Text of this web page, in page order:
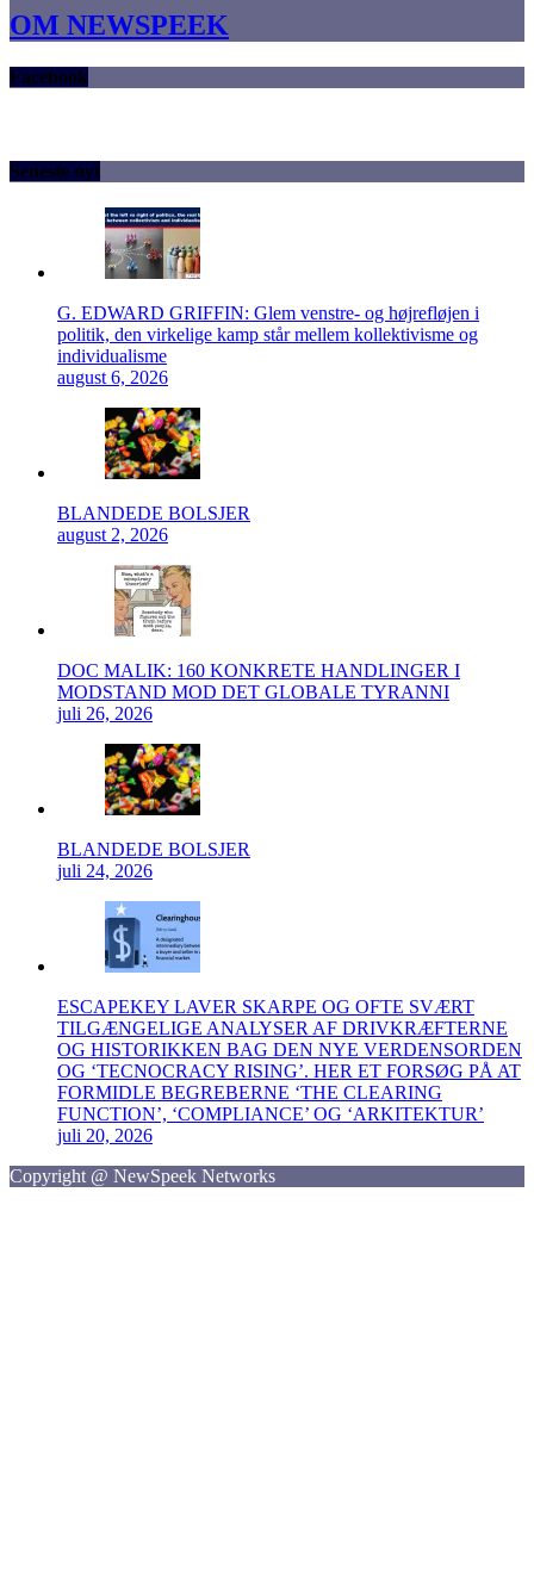
OM NEWSPEEK
Facebook
Seneste nyt
G. EDWARD GRIFFIN: Glem venstre- og højrefløjen i
politik, den virkelige kamp står mellem kollektivisme og
individualisme
august 6, 2026
BLANDEDE BOLSJER
august 2, 2026
DOC MALIK: 160 KONKRETE HANDLINGER I
MODSTAND MOD DET GLOBALE TYRANNI
juli 26, 2026
BLANDEDE BOLSJER
juli 24, 2026
ESCAPEKEY LAVER SKARPE OG OFTE SVÆRT
TILGÆNGELIGE ANALYSER AF DRIVKRÆFTERNE
OG HISTORIKKEN BAG DEN NYE VERDENSORDEN
OG ‘TECNOCRACY RISING’. HER ET FORSØG PÅ AT
FORMIDLE BEGREBERNE ‘THE CLEARING
FUNCTION’, ‘COMPLIANCE’ OG ‘ARKITEKTUR’
juli 20, 2026
Copyright @ NewSpeek Networks